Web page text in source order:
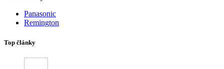
Panasonic
Remington
Top články